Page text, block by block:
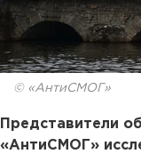
© «АнтиСМОГ»
Представители
«АнтиСМОГ»